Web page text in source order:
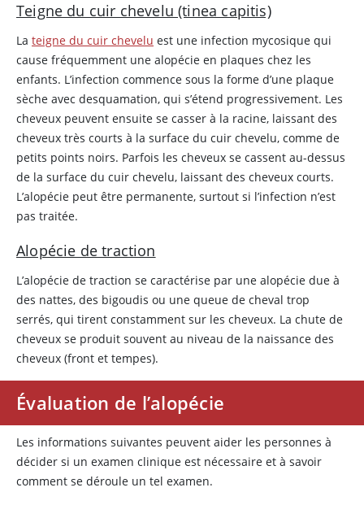
Teigne du cuir chevelu (tinea capitis)
La teigne du cuir chevelu est une infection mycosique qui
cause fréquemment une alopécie en plaques chez les
enfants. L’infection commence sous la forme d’une plaque
sèche avec desquamation, qui s’étend progressivement. Les
cheveux peuvent ensuite se casser à la racine, laissant des
cheveux très courts à la surface du cuir chevelu, comme de
petits points noirs. Parfois les cheveux se cassent au-dessus
de la surface du cuir chevelu, laissant des cheveux courts.
L’alopécie peut être permanente, surtout si l’infection n’est
pas traitée.
Alopécie de traction
L’alopécie de traction se caractérise par une alopécie due à
des nattes, des bigoudis ou une queue de cheval trop
serrés, qui tirent constamment sur les cheveux. La chute de
cheveux se produit souvent au niveau de la naissance des
cheveux (front et tempes).
Évaluation de l’alopécie
Les informations suivantes peuvent aider les personnes à
décider si un examen clinique est nécessaire et à savoir
comment se déroule un tel examen.